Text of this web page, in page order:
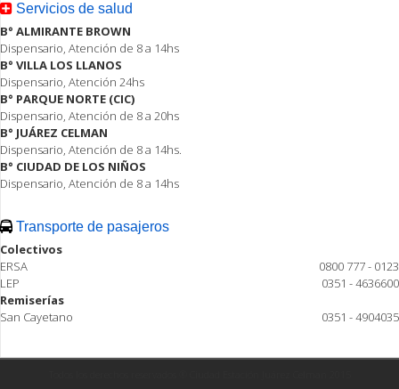
Servicios de salud
B° ALMIRANTE BROWN
Dispensario, Atención de 8 a 14hs
B° VILLA LOS LLANOS
Dispensario, Atención 24hs
B° PARQUE NORTE (CIC)
Dispensario, Atención de 8 a 20hs
B° JUÁREZ CELMAN
Dispensario, Atención de 8 a 14hs.
B° CIUDAD DE LOS NIÑOS
Dispensario, Atención de 8 a 14hs
Transporte de pasajeros
Colectivos
ERSA
0800 777 - 0123
LEP
0351 - 4636600
Remiserías
San Cayetano
0351 - 4904035